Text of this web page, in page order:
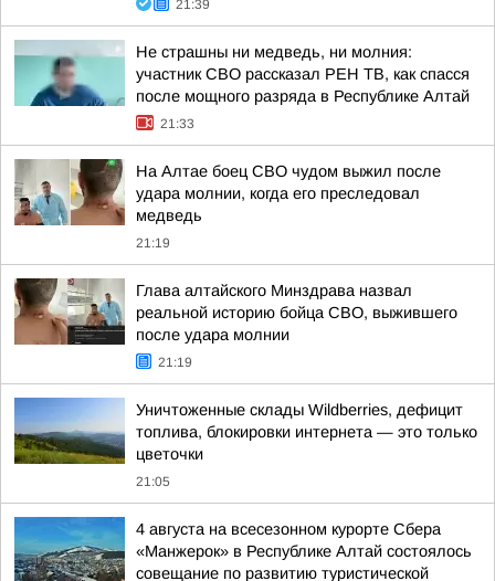
21:39
Не страшны ни медведь, ни молния:
участник СВО рассказал РЕН ТВ, как спасся
после мощного разряда в Республике Алтай
21:33
На Алтае боец СВО чудом выжил после
удара молнии, когда его преследовал
медведь
21:19
Глава алтайского Минздрава назвал
реальной историю бойца СВО, выжившего
после удара молнии
21:19
Уничтоженные склады Wildberries, дефицит
топлива, блокировки интернета — это только
цветочки
21:05
4 августа на всесезонном курорте Сбера
«Манжерок» в Республике Алтай состоялось
совещание по развитию туристической